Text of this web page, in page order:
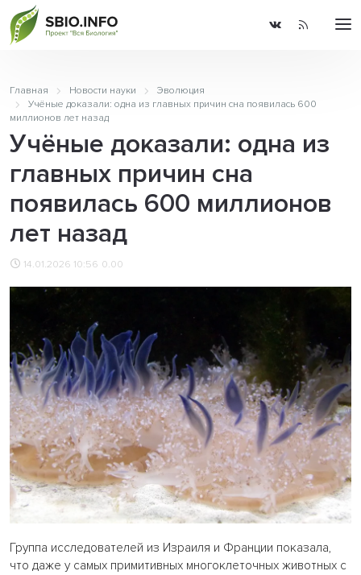
Главная Новости науки
Эволюция
Учёные доказали: одна из главных причин сна появилась 600
миллионов лет назад
Учёные доказали: одна из
главных причин сна
появилась 600 миллионов
лет назад
14.01.2026 10:56 0.00
Группа исследователей из Израиля и Франции показала,
что даже у самых примитивных многоклеточных животных с